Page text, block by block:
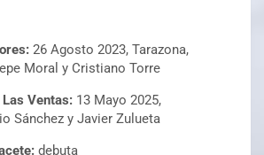
26 Agosto 2023, Tarazona,
Moral y Cristiano Torre
Ventas: 13 Mayo 2025,
Sánchez y Javier Zulueta
debuta